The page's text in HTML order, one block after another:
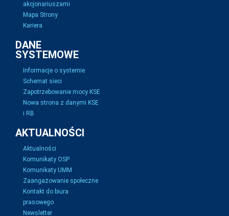
akcjonariuszami
Mapa Strony
Kariera
DANE
SYSTEMOWE
Informacje o systemie
Schemat sieci
Zapotrzebowanie mocy KSE
Nowa strona z danymi KSE
i RB
AKTUALNOŚCI
Aktualności
Komunikaty OSP
Komunikaty UMM
Zaangażowanie społeczne
Kontakt do biura
prasowego
Newsletter